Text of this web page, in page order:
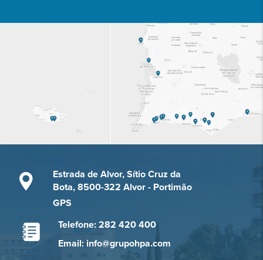
Estrada de Alvor, Sítio Cruz da
Bota, 8500-322 Alvor - Portimão
GPS
Telefone: 282 420 400
Email: info@grupohpa.com